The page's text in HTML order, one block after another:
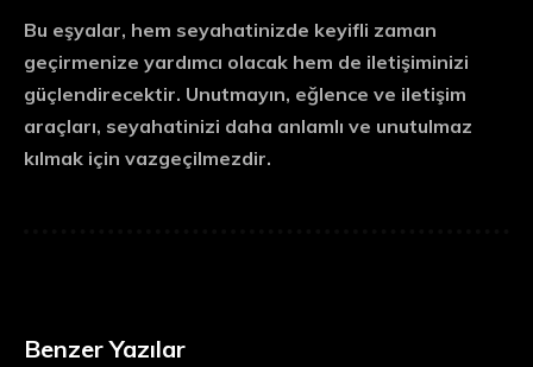
Bu eşyalar, hem seyahatinizde keyifli zaman
geçirmenize yardımcı olacak hem de iletişiminizi
güçlendirecektir. Unutmayın, eğlence ve iletişim
araçları, seyahatinizi daha anlamlı ve unutulmaz
kılmak için vazgeçilmezdir.
Benzer Yazılar